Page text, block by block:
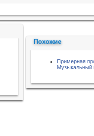
Похожие
Примерная
Музыкальный